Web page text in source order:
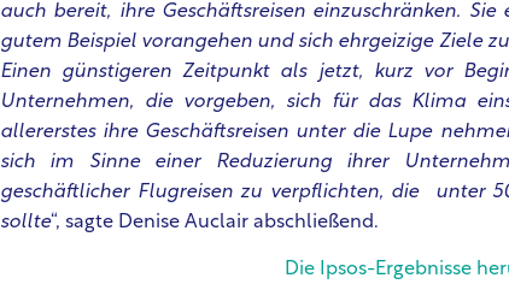
auch bereit, ihre Geschäftsreisen einzuschränken.
gutem Beispiel vorangehen und sich ehrgeizige Ziele
Einen günstigeren Zeitpunkt als jetzt, kurz vor
Unternehmen, die vorgeben, sich für das Klima
allererstes ihre Geschäftsreisen unter die Lupe
sich im Sinne einer Reduzierung ihrer
geschäftlicher Flugreisen zu verpflichten, die unter
sollte“, sagte Denise Auclair abschließend.
Die Ipsos-Ergebnisse